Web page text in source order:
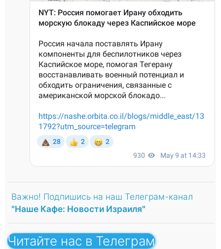
Важно! Подпишись на наш Телеграм-канал
"Наше Кафе: Новости Израиля"
Читайте нас в Телеграм